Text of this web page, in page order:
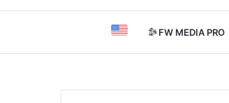
FW MEDIA PRO